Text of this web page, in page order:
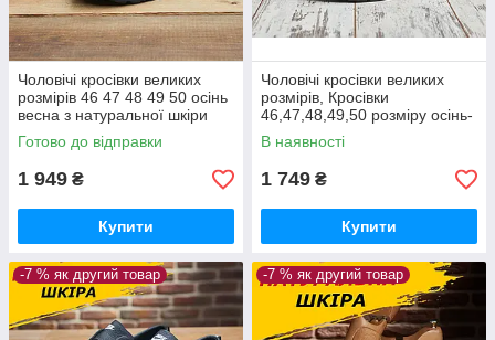
Чоловічі кросівки великих
розмірів 46 47 48 49 50 осінь
весна з натуральної шкіри
Готово до відправки
1 949 ₴
Купити
Чоловічі кросівки великих
розмірів, Кросівки
46,47,48,49,50 розміру осінь-
весна з натуральної шкіри
*М-16 бр*
В наявності
1 749 ₴
Купити
-7 % як другий товар -7 % як другий товар